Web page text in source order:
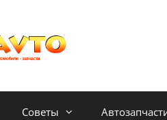
Советы